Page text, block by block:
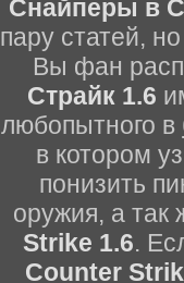
Снайперы в
пару статей,
Вы фан
Страйк 1.6
любопытного в
в котором
понизить
оружия, а так
Strike 1.6.
Counter